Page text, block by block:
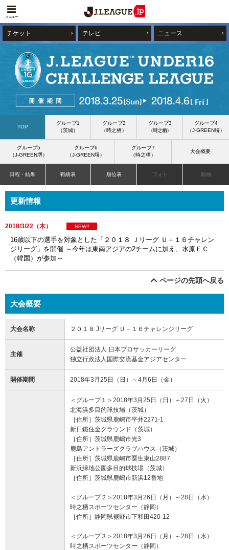
メニュー
チケット テレビ ニュース
TOP
グループ1
（茨城）
グループ2
（時之栖）
グループ3
（時之栖）
グループ4
（J-GREEN堺）
グループ5
（J-GREEN堺）
グループ6
（J-GREEN堺）
グループ7
（時之栖）
大会概要
日程・結果 戦績表 順位表 フォト 動画
更新情報
2018/3/22（木） NEW!!
16歳以下の選手を対象とした「２０１８ Ｊリーグ Ｕ－１６チャレン
ジリーグ」を開催 ～今年は東南アジアの2チームに加え、水原ＦＣ
（韓国）が参加～
ページの先頭へ戻る
大会概要
大会名称 ２０１８ Jリーグ Ｕ－１６チャレンジリーグ
主催
公益社団法人 日本プロサッカーリーグ
独立行政法人国際交流基金アジアセンター
開催期間 2018年3月25日（日）～4月6日（金）
＜グループ１＞2018年3月25日（日）～27日（火）
北海浜多目的球技場（茨城）
［住所］茨城県鹿嶋市平井2271-1
新日鐵住金グラウンド（茨城）
［住所］茨城県鹿嶋市光3
鹿島アントラーズクラブハウス（茨城）
［住所］茨城県鹿嶋市粟生東山2887
新浜緑地公園多目的球技場（茨城）
［住所］茨城県鹿嶋市新浜12番地
＜グループ２＞2018年3月26日（月）～28日（水）
時之栖スポーツセンター（静岡）
［住所］静岡県裾野市下和田420-12
＜グループ３＞2018年3月26日（月）～28日（水）
時之栖スポーツセンター（静岡）